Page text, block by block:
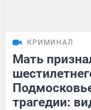
КРИМИНАЛ
Мать
трагедии: